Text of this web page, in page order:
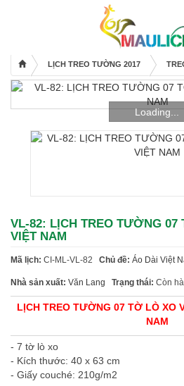
Lịch để bàn 2017
Lịch Treo Tường 2017
Lịch Độc Quyền
Túi Quà
Catalogues
Khuyến mãi
Bảng giá
LỊCH TREO TƯỜNG 2017
Loading...
VL-82: LỊCH TREO TƯỜNG 07
VIỆT NAM
Mã lịch: CI-ML-VL-82 Chủ đề: Áo Dài Việt
Nhà sản xuất: Văn Lang Trạng thái: Còn
LỊCH TREO TƯỜNG 07 TỜ LÒ XO
NAM
- 7 tờ lò xo
- Kích thước: 40 x 63 cm
- Giấy couché: 210g/m2